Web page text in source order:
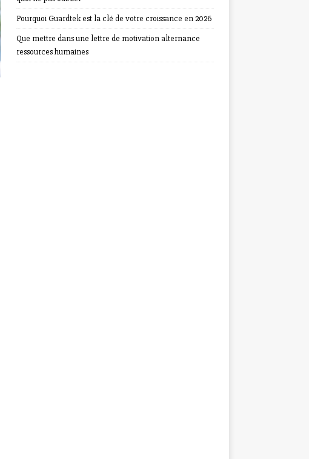
Pourquoi Guardtek est la clé de votre croissance en 2026
Que mettre dans une lettre de motivation alternance
ressources humaines